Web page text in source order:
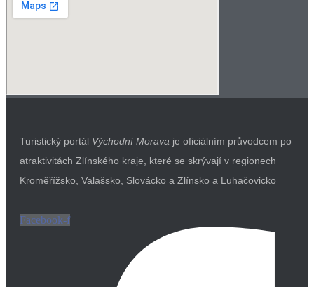
Turistický portál Východní Morava je oficiálním průvodcem po
atraktivitách Zlínského kraje, které se skrývají v regionech
Kroměřížsko, Valašsko, Slovácko a Zlínsko a Luhačovicko
Facebook-f